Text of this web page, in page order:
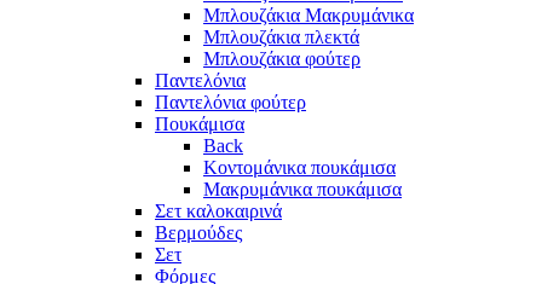
Μπλουζάκια Μακρυμάνικα
Μπλουζάκια πλεκτά
Μπλουζάκια φούτερ
Παντελόνια
Παντελόνια φούτερ
Πουκάμισα
Back
Κοντομάνικα πουκάμισα
Μακρυμάνικα πουκάμισα
Σετ καλοκαιρινά
Βερμούδες
Σετ
Φόρμες